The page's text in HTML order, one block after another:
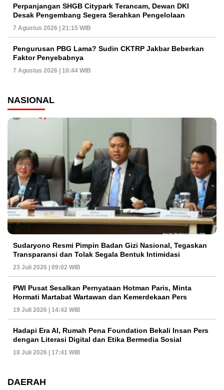
Perpanjangan SHGB Citypark Terancam, Dewan DKI
Desak Pengembang Segera Serahkan Pengelolaan
7 Agustus 2026 | 21:15 WIB
Pengurusan PBG Lama? Sudin CKTRP Jakbar Beberkan
Faktor Penyebabnya
7 Agustus 2026 | 10:44 WIB
NASIONAL
Sudaryono Resmi Pimpin Badan Gizi Nasional, Tegaskan
Transparansi dan Tolak Segala Bentuk Intimidasi
23 Juli 2026 | 09:02 WIB
PWI Pusat Sesalkan Pernyataan Hotman Paris, Minta
Hormati Martabat Wartawan dan Kemerdekaan Pers
19 Juli 2026 | 14:42 WIB
Hadapi Era AI, Rumah Pena Foundation Bekali Insan Pers
dengan Literasi Digital dan Etika Bermedia Sosial
18 Juli 2026 | 17:41 WIB
DAERAH